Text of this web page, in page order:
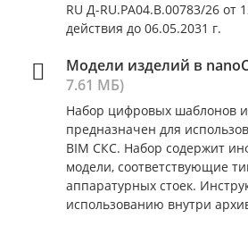
RU Д-RU.РА04.В.00783/26 от
действия до 06.05.2031 г.
Модели изделий в
7.61 МБ)
Набор цифровых шаблонов
предназначен для
BIM СКС. Набор содержит
модели, соответствующие
аппаратурных стоек.
использованию внутри